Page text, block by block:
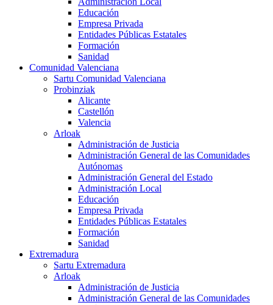
Educación
Empresa Privada
Entidades Públicas Estatales
Formación
Sanidad
Comunidad Valenciana
Sartu Comunidad Valenciana
Probinziak
Alicante
Castellón
Valencia
Arloak
Administración de Justicia
Administración General de las Comunidades
Autónomas
Administración General del Estado
Administración Local
Educación
Empresa Privada
Entidades Públicas Estatales
Formación
Sanidad
Extremadura
Sartu Extremadura
Arloak
Administración de Justicia
Administración General de las Comunidades